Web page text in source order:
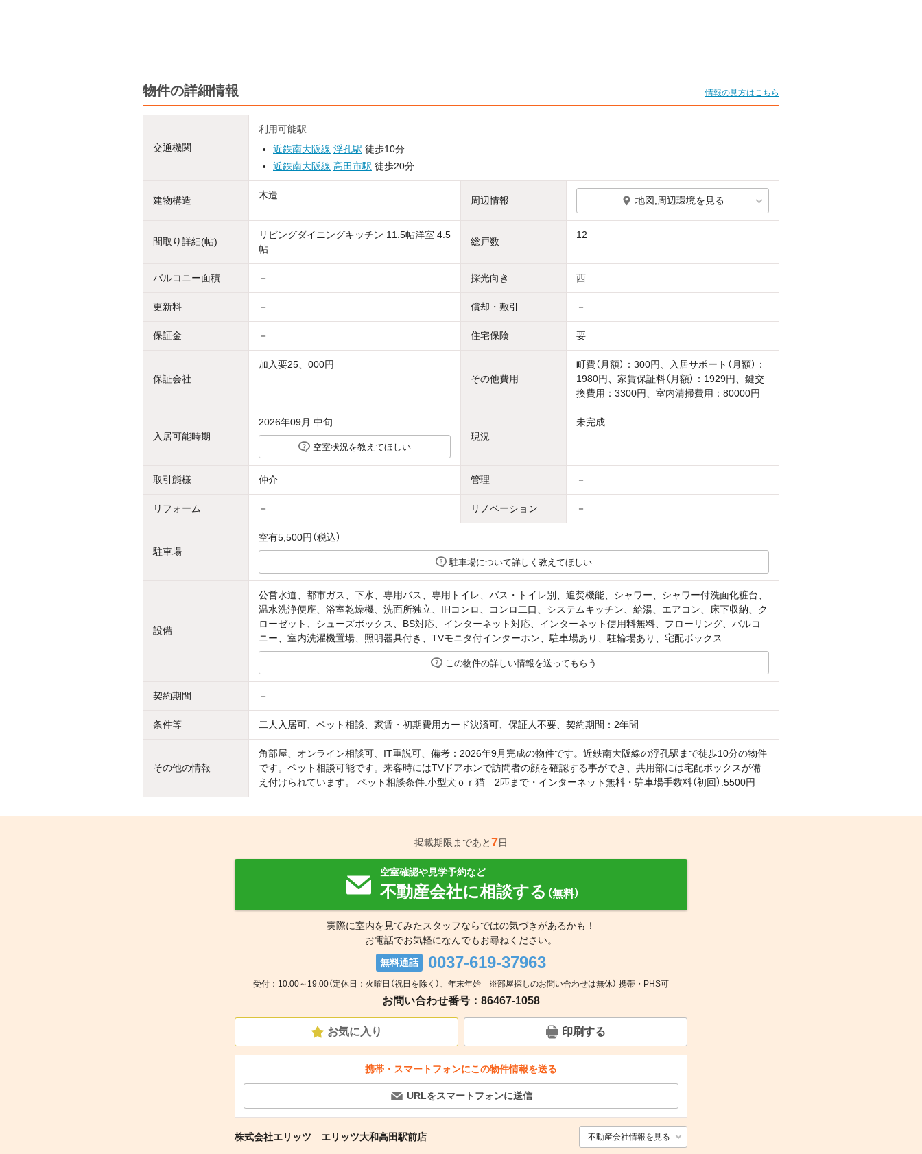
物件の詳細情報 情報の見方はこちら
交通機関
利用可能駅
近鉄南大阪線 浮孔駅 徒歩10分
近鉄南大阪線 高田市駅 徒歩20分
建物構造 木造 周辺情報 地図,周辺環境を見る
間取り詳細(帖)
リビングダイニングキッチン 11.5帖洋室 4.5
帖
総戸数
12
バルコニー面積 － 採光向き 西
更新料 － 償却・敷引 －
保証金 － 住宅保険 要
保証会社
加入要25、000円
その他費用
町費（月額）：300円、入居サポート（月額）：
1980円、家賃保証料（月額）：1929円、鍵交
換費用：3300円、室内清掃費用：80000円
入居可能時期
2026年09月 中旬
空室状況を教えてほしい
現況
未完成
取引態様 仲介 管理 －
リフォーム － リノベーション －
駐車場
空有5,500円（税込）
駐車場について詳しく教えてほしい
設備
公営水道、都市ガス、下水、専用バス、専用トイレ、バス・トイレ別、追焚機能、シャワー、シャワー付洗面化粧台、
温水洗浄便座、浴室乾燥機、洗面所独立、IHコンロ、コンロ二口、システムキッチン、給湯、エアコン、床下収納、ク
ローゼット、シューズボックス、BS対応、インターネット対応、インターネット使用料無料、フローリング、バルコ
ニー、室内洗濯機置場、照明器具付き、TVモニタ付インターホン、駐車場あり、駐輪場あり、宅配ボックス
この物件の詳しい情報を送ってもらう
契約期間 －
条件等 二人入居可、ペット相談、家賃・初期費用カード決済可、保証人不要、契約期間：2年間
その他の情報
角部屋、オンライン相談可、IT重説可、備考：2026年9月完成の物件です。近鉄南大阪線の浮孔駅まで徒歩10分の物件
です。ペット相談可能です。来客時にはTVドアホンで訪問者の顔を確認する事ができ、共用部には宅配ボックスが備
え付けられています。 ペット相談条件:小型犬ｏｒ猫 2匹まで・インターネット無料・駐車場手数料（初回）:5500円
掲載期限まであと7日
空室確認や見学予約など
不動産会社に相談する （無料）
実際に室内を見てみたスタッフならではの気づきがあるかも！
お電話でお気軽になんでもお尋ねください。
無料通話 0037-619-37963
受付：10:00～19:00（定休日：火曜日（祝日を除く）、年末年始 ※部屋探しのお問い合わせは無休） 携帯・PHS可
お問い合わせ番号：86467-1058
お気に入り 印刷する
携帯・スマートフォンにこの物件情報を送る
URLをスマートフォンに送信
株式会社エリッツ エリッツ大和高田駅前店 不動産会社情報を見る